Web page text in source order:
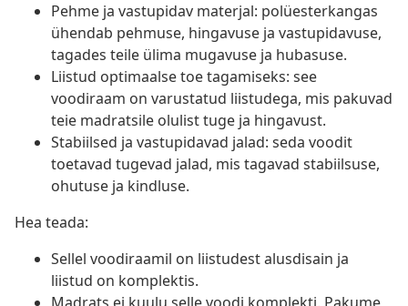
Pehme ja vastupidav materjal: polüesterkangas
ühendab pehmuse, hingavuse ja vastupidavuse,
tagades teile ülima mugavuse ja hubasuse.
Liistud optimaalse toe tagamiseks: see
voodiraam on varustatud liistudega, mis pakuvad
teie madratsile olulist tuge ja hingavust.
Stabiilsed ja vastupidavad jalad: seda voodit
toetavad tugevad jalad, mis tagavad stabiilsuse,
ohutuse ja kindluse.
Hea teada:
Sellel voodiraamil on liistudest alusdisain ja
liistud on komplektis.